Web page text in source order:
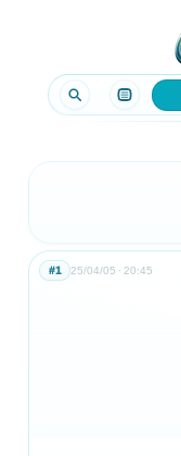
25/04/05 20:45
#1